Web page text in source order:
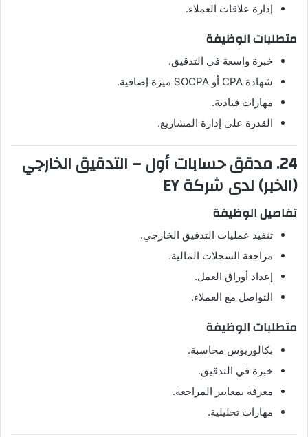
إدارة علاقات العملاء.
متطلبات الوظيفة
خبرة واسعة في التدقيق.
شهادة CPA أو SOCPA ميزة إضافية.
مهارات قيادية.
القدرة على إدارة المشاريع.
24. مدقق حسابات أول – التدقيق الخارجي
(الخبر) لدى شركة EY
تفاصيل الوظيفة
تنفيذ عمليات التدقيق الخارجي.
مراجعة السجلات المالية.
إعداد أوراق العمل.
التواصل مع العملاء.
متطلبات الوظيفة
بكالوريوس محاسبة.
خبرة في التدقيق.
معرفة بمعايير المراجعة.
مهارات تحليلية.